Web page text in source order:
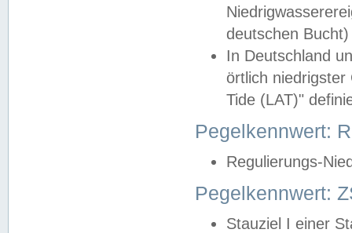
deutschen
In Deutschland
örtlich
Tide (LAT)"
Pegelkennwert:
Regulierungs-
Pegelkennwert:
Stauziel I einer